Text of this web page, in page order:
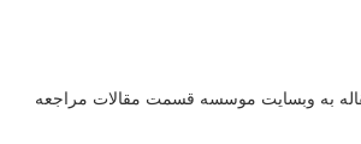
به وبسایت موسسه قسمت مقالات مراجعه